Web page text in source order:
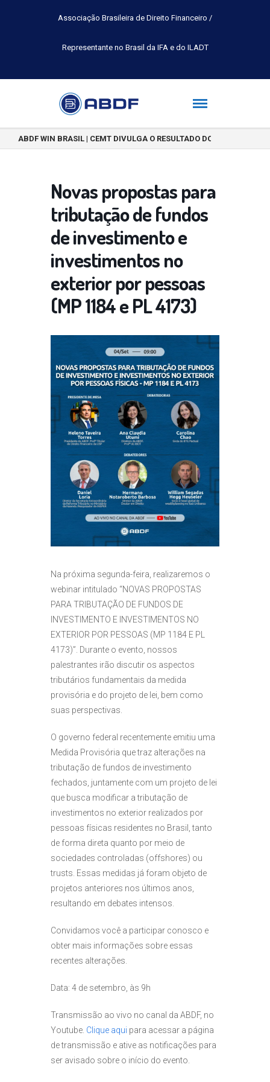
Associação Brasileira de Direito Financeiro /
Representante no Brasil da IFA e do ILADT
ABDF WIN BRASIL | CEMT DIVULGA O RESULTADO DO CONCURSO
Novas propostas para
tributação de fundos
de investimento e
investimentos no
exterior por pessoas
(MP 1184 e PL 4173)
Na próxima segunda-feira, realizaremos o
webinar intitulado “NOVAS PROPOSTAS
PARA TRIBUTAÇÃO DE FUNDOS DE
INVESTIMENTO E INVESTIMENTOS NO
EXTERIOR POR PESSOAS (MP 1184 E PL
4173)”. Durante o evento, nossos
palestrantes irão discutir os aspectos
tributários fundamentais da medida
provisória e do projeto de lei, bem como
suas perspectivas.
O governo federal recentemente emitiu uma
Medida Provisória que traz alterações na
tributação de fundos de investimento
fechados, juntamente com um projeto de lei
que busca modificar a tributação de
investimentos no exterior realizados por
pessoas físicas residentes no Brasil, tanto
de forma direta quanto por meio de
sociedades controladas (offshores) ou
trusts. Essas medidas já foram objeto de
projetos anteriores nos últimos anos,
resultando em debates intensos.
Convidamos você a participar conosco e
obter mais informações sobre essas
recentes alterações.
Data: 4 de setembro, às 9h
Transmissão ao vivo no canal da ABDF, no
Youtube. Clique aqui para acessar a página
de transmissão e ative as notificações para
ser avisado sobre o início do evento.